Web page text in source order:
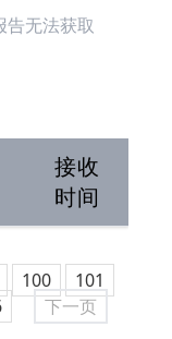
告无法获取
接收
时间
100
101
下一页